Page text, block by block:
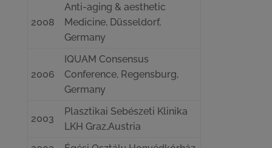
2008
Anti-aging & aesthetic
Medicine, Düsseldorf,
Germany
2006
IQUAM Consensus
Conference, Regensburg,
Germany
2003
Plasztikai Sebészeti Klinika
LKH Graz,Austria